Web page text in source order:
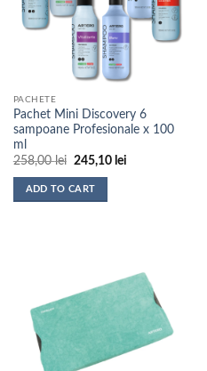
PACHETE
Pachet Mini Discovery 6
sampoane Profesionale x 100
ml
258,00lei Prețul
a
fost:
245,10 leiPrețul
ADD TO CART